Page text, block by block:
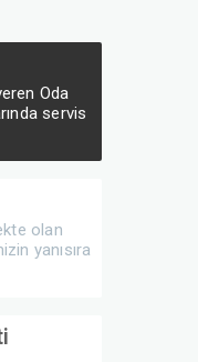
Oda
servis
olan
yanısıra